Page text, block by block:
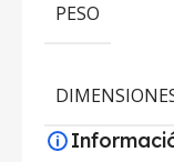
PESO